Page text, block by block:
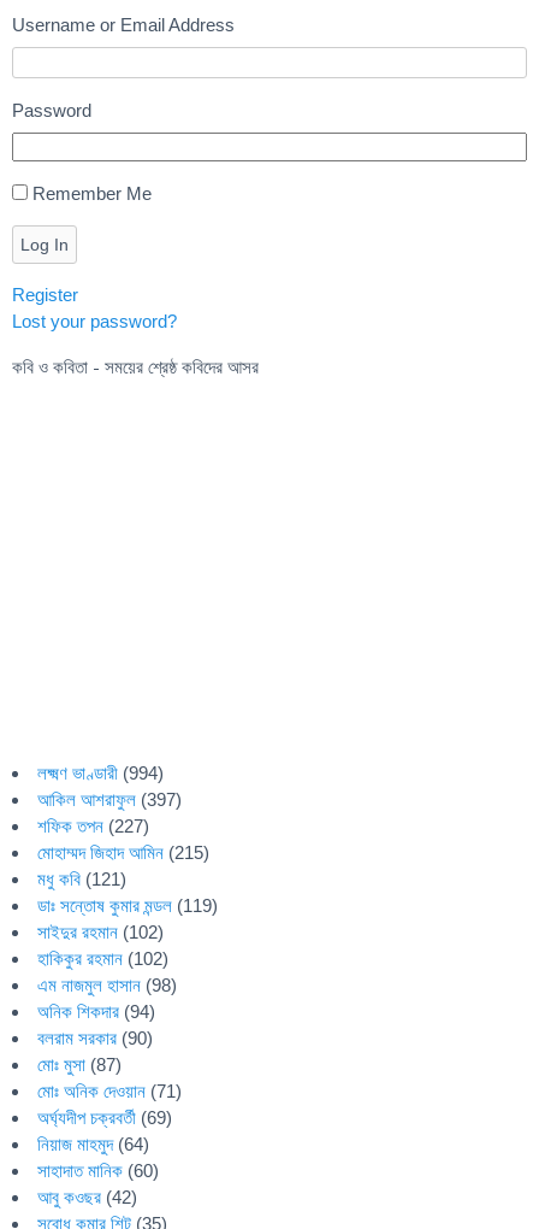
Username or Email Address
Password
Remember Me
Log In
Register
Lost your password?
কবি ও কবিতা - সময়ের শ্রেষ্ঠ কবিদের আসর
লক্ষ্মণ ভাণ্ডারী (994)
আকিল আশরাফুল (397)
শফিক তপন (227)
মোহাম্মদ জিহাদ আমিন (215)
মধু কবি (121)
ডাঃ সন্তোষ কুমার মন্ডল (119)
সাইদুর রহমান (102)
হাকিকুর রহমান (102)
এম নাজমুল হাসান (98)
অনিক শিকদার (94)
বলরাম সরকার (90)
মোঃ মুসা (87)
মোঃ অনিক দেওয়ান (71)
অর্ঘ্যদীপ চক্রবর্তী (69)
নিয়াজ মাহমুদ(64)
সাহাদাত মানিক (60)
আবু কওছর (42)
সুবোধ কুমার শিট (35)